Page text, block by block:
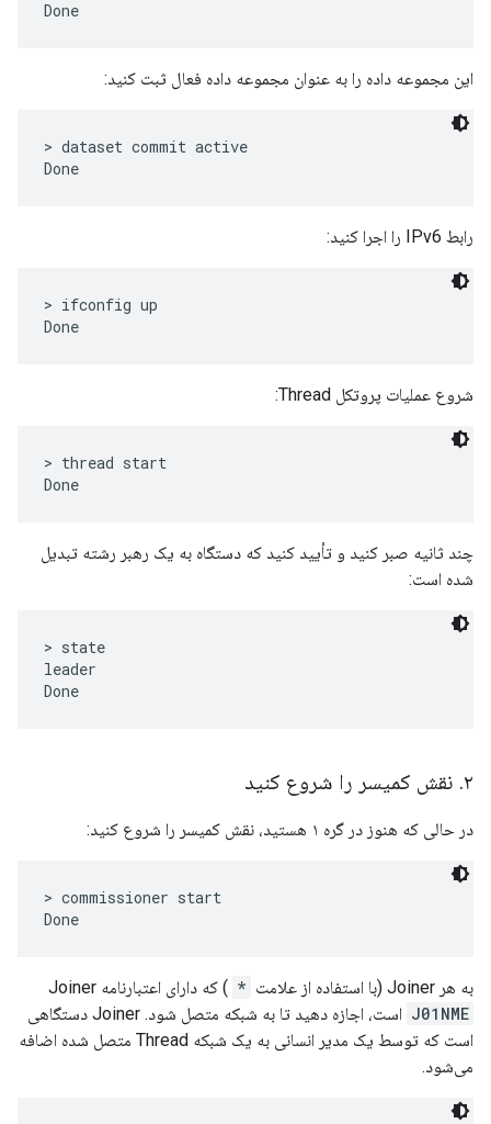
این مجموعه داده را به عنوان مجموعه داده فعال ثبت کنید:
> dataset commit active
رابط IPv6 را اجرا کنید:
> ifconfig up
شروع عملیات پروتکل Thread:
> thread start
چند ثانیه صبر کنید و تأیید کنید که دستگاه به یک رهبر رشته تبدیل
شده است:
> state
leader
۲. نقش کمیسر را شروع کنید
در حالی که هنوز در گره ۱ هستید، نقش کمیسر را شروع کنید:
> commissioner start
به هر Joiner (با استفاده از علامت * ) که دارای اعتبارنامه Joiner
J01NME
است، اجازه دهید تا به شبکه متصل شود. Joiner دستگاهی
است که توسط یک مدیر انسانی به یک شبکه Thread متصل شده اضافه
می‌شود.